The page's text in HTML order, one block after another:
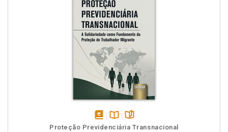
disponívelDisponível
páginas
Proteção Previdenciária Transnacional